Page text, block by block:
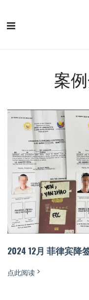
案
2024 12月 菲律宾降
点此阅读